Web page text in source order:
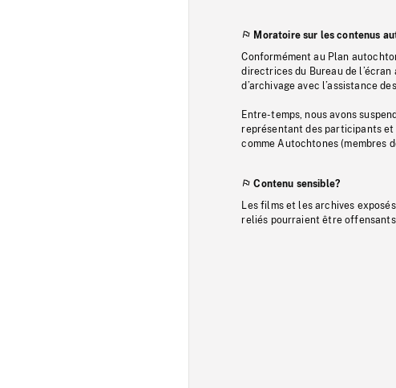
Moratoire sur les contenus
Conformément au Plan
directrices du Bureau de
d’archivage avec l’assistance
Entre-temps, nous avons
représentant des participants
comme Autochtones (membres
Contenu sensible?
Les films et les archives
reliés pourraient être